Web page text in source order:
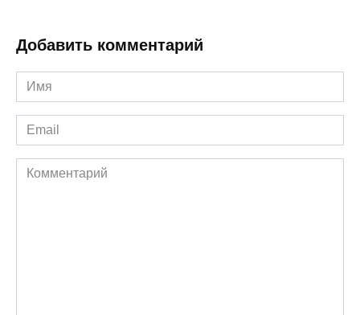
Добавить комментарий
Имя
*
Email
*
Комментарий